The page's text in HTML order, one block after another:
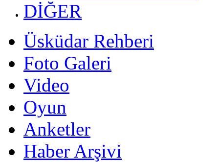
DİĞER
Üsküdar Rehberi
Foto Galeri
Video
Oyun
Anketler
Haber Arşivi